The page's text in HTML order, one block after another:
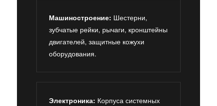
Машиностроение: Шестерни,
зубчатые рейки, рычаги, кронштейны
двигателей, защитные кожухи
оборудования.
Электроника: Корпуса системных